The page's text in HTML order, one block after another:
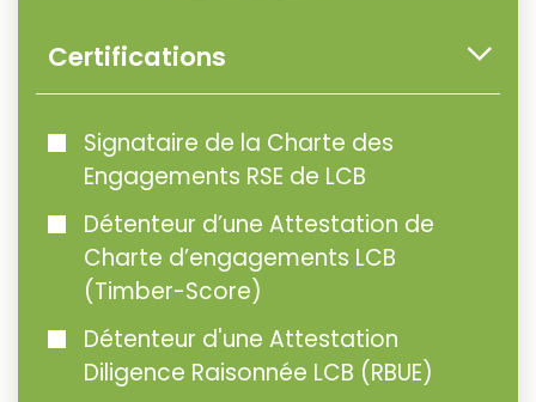
Certifications
Signataire de la Charte des
Engagements RSE de LCB
Détenteur d’une Attestation de
Charte d’engagements LCB
(Timber-Score)
Détenteur d'une Attestation
Diligence Raisonnée LCB (RBUE)